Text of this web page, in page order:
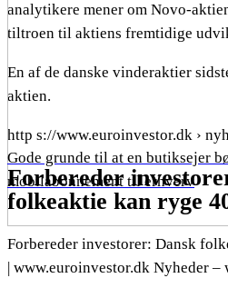
Gode grunde til at en butiksejer
mobilabonnement til erhverv
analytikere mener om Novo-
tiltroen til aktiens fremtidige
En af de danske vinderaktier
aktien.
http s://www.euroinvestor.dk ›
Forbereder
folkeaktie kan ryge
Forbereder investorer: Dansk
| www.euroinvestor.dk Nyheder